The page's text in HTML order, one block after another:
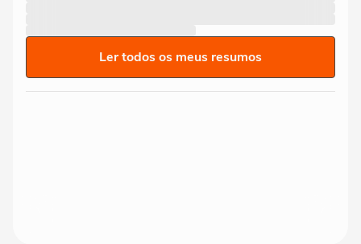
Ler todos os meus resumos